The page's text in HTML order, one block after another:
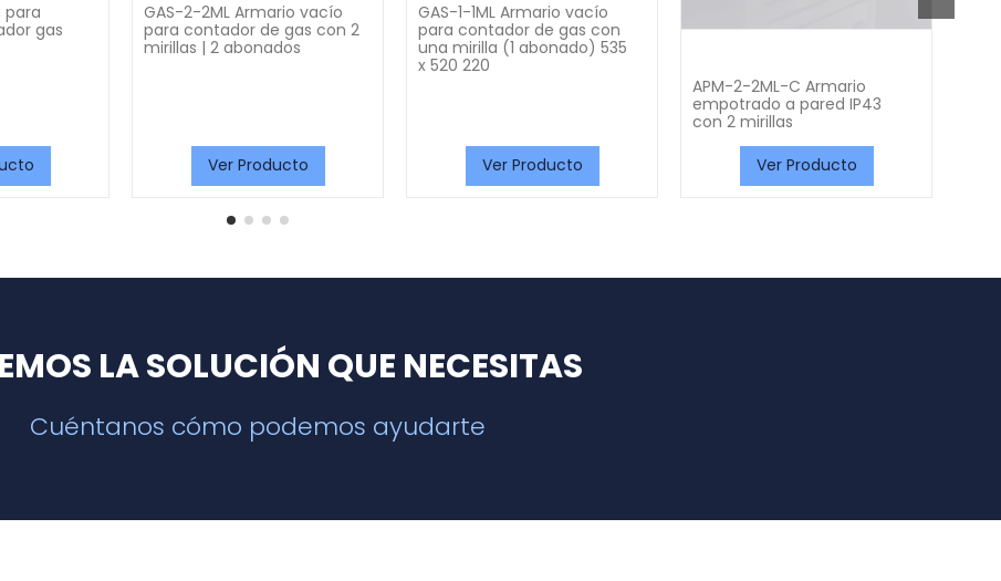
para
gas
GAS-2-2ML Armario vacío
para contador de gas con 2
mirillas | 2 abonados
Ver Producto
GAS-1-1ML Armario vacío
para contador de gas con
una mirilla (1 abonado) 535
x 520 220
Ver Producto
APM-2-2ML-C Armario
empotrado a pared IP43
con 2 mirillas
Ver Producto
LA SOLUCIÓN QUE NECESITAS
Cuéntanos cómo podemos ayudarte